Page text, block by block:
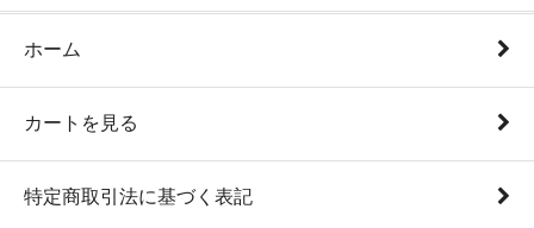
ホーム
カートを見る
特定商取引法に基づく表記